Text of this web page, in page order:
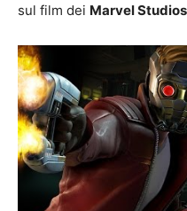
sul film dei Marvel